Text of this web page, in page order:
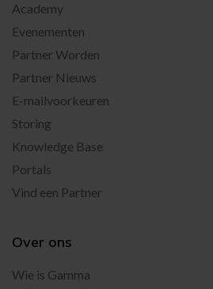
Academy
Evenementen
Partner Worden
Partner Nieuws
E-mailvoorkeuren
Storing
Knowledge Base
Portals
Vind een Partner
Over ons
Wie is Gamma